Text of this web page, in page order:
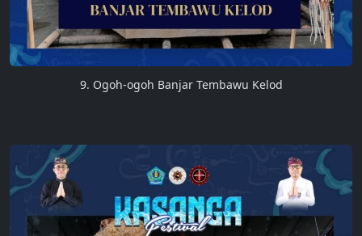
9. Ogoh-ogoh Banjar Tembawu Kelod